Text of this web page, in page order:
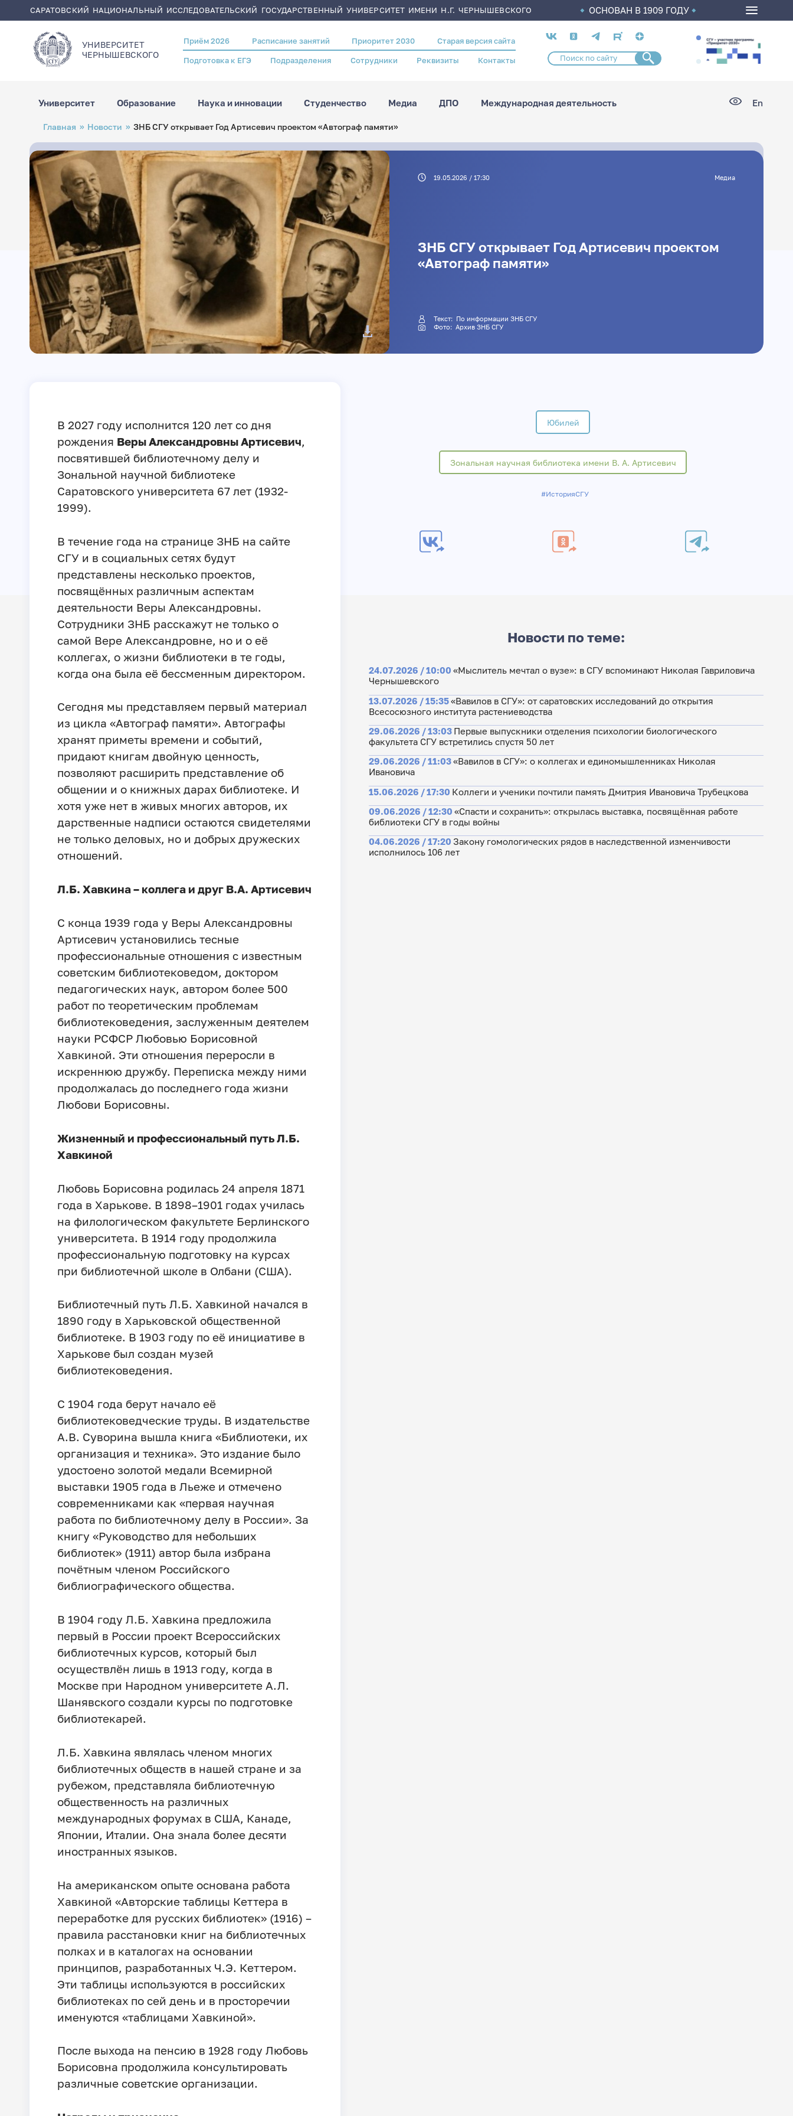
содержанию
САРАТОВСКИЙ НАЦИОНАЛЬНЫЙ ИССЛЕДОВАТЕЛЬСКИЙ ГОСУДАРСТВЕННЫЙ УНИВЕРСИТЕТ ИМЕНИ Н.Г. ЧЕРНЫШЕВСКОГО ОСНОВАН В 1909 ГОДУ
УНИВЕРСИТЕТ
ЧЕРНЫШЕВСКОГO
Header
menu
Приём 2026 Расписание занятий Приоритет 2030 Старая версия сайта
Подготовка к ЕГЭ Подразделения Сотрудники Реквизиты Контакты
Социальные
сети
Университет Образование Наука и инновации Студенчество Медиа ДПО Международная деятельность En
Строка
навигации
Главная Новости ЗНБ СГУ открывает Год Артисевич проектом «Автограф памяти»
19.05.2026 / 17:30 Медиа
ЗНБ СГУ открывает Год Артисевич проектом
«Автограф памяти»
Текст: По информации ЗНБ СГУ
Фото: Архив ЗНБ СГУ
В 2027 году исполнится 120 лет со дня
рождения Веры Александровны Артисевич,
посвятившей библиотечному делу и
Зональной научной библиотеке
Саратовского университета 67 лет (1932-
1999).
В течение года на странице ЗНБ на сайте
СГУ и в социальных сетях будут
представлены несколько проектов,
посвящённых различным аспектам
деятельности Веры Александровны.
Сотрудники ЗНБ расскажут не только о
самой Вере Александровне, но и о её
коллегах, о жизни библиотеки в те годы,
когда она была её бессменным директором.
Сегодня мы представляем первый материал
из цикла «Автограф памяти». Автографы
хранят приметы времени и событий,
придают книгам двойную ценность,
позволяют расширить представление об
общении и о книжных дарах библиотеке. И
хотя уже нет в живых многих авторов, их
дарственные надписи остаются свидетелями
не только деловых, но и добрых дружеских
отношений.
Л.Б. Хавкина – коллега и друг В.А. Артисевич
С конца 1939 года у Веры Александровны
Артисевич установились тесные
профессиональные отношения с известным
советским библиотековедом, доктором
педагогических наук, автором более 500
работ по теоретическим проблемам
библиотековедения, заслуженным деятелем
науки РСФСР Любовью Борисовной
Хавкиной. Эти отношения переросли в
искреннюю дружбу. Переписка между ними
продолжалась до последнего года жизни
Любови Борисовны.
Жизненный и профессиональный путь Л.Б.
Хавкиной
Любовь Борисовна родилась 24 апреля 1871
года в Харькове. В 1898–1901 годах училась
на филологическом факультете Берлинского
университета. В 1914 году продолжила
профессиональную подготовку на курсах
при библиотечной школе в Олбани (США).
Библиотечный путь Л.Б. Хавкиной начался в
1890 году в Харьковской общественной
библиотеке. В 1903 году по её инициативе в
Харькове был создан музей
библиотековедения.
С 1904 года берут начало её
библиотековедческие труды. В издательстве
А.В. Суворина вышла книга «Библиотеки, их
организация и техника». Это издание было
удостоено золотой медали Всемирной
выставки 1905 года в Льеже и отмечено
современниками как «первая научная
работа по библиотечному делу в России». За
книгу «Руководство для небольших
библиотек» (1911) автор была избрана
почётным членом Российского
библиографического общества.
В 1904 году Л.Б. Хавкина предложила
первый в России проект Всероссийских
библиотечных курсов, который был
осуществлён лишь в 1913 году, когда в
Москве при Народном университете А.Л.
Шанявского создали курсы по подготовке
библиотекарей.
Л.Б. Хавкина являлась членом многих
библиотечных обществ в нашей стране и за
рубежом, представляла библиотечную
общественность на различных
международных форумах в США, Канаде,
Японии, Италии. Она знала более десяти
иностранных языков.
На американском опыте основана работа
Хавкиной «Авторские таблицы Кеттера в
переработке для русских библиотек» (1916) –
правила расстановки книг на библиотечных
полках и в каталогах на основании
принципов, разработанных Ч.Э. Кеттером.
Эти таблицы используются в российских
библиотеках по сей день и в просторечии
именуются «таблицами Хавкиной».
После выхода на пенсию в 1928 году Любовь
Борисовна продолжила консультировать
различные советские организации.
Юбилей
Зональная научная библиотека имени В. А. Артисевич
#ИсторияСГУ
Новости по теме:
24.07.2026 / 10:00 «Мыслитель мечтал о вузе»: в СГУ вспоминают Николая Гавриловича
Чернышевского
13.07.2026 / 15:35«Вавилов в СГУ»: от саратовских исследований до открытия
Всесосюзного института растениеводства
29.06.2026 / 13:03 Первые выпускники отделения психологии биологического
факультета СГУ встретились спустя 50 лет
29.06.2026 / 11:03«Вавилов в СГУ»: о коллегах и единомышленниках Николая
Ивановича
15.06.2026 / 17:30 Коллеги и ученики почтили память Дмитрия Ивановича Трубецкова
09.06.2026 / 12:30 «Спасти и сохранить»: открылась выставка, посвящённая работе
библиотеки СГУ в годы войны
04.06.2026 / 17:20 Закону гомологических рядов в наследственной изменчивости
исполнилось 106 лет